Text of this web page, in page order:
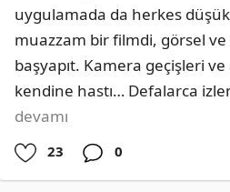
uygulamada da herkes
muazzam bir filmdi, görsel
başyapıt. Kamera geçişleri ve
kendine hastı… Defalarca
devamı
23 0